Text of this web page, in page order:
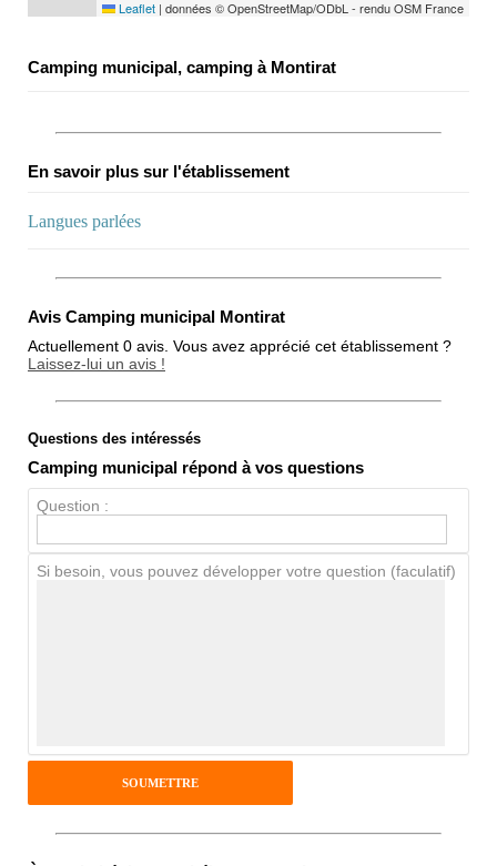
Leaflet | données © OpenStreetMap/ODbL - rendu OSM France
Camping municipal, camping à Montirat
En savoir plus sur l'établissement
Langues parlées
Avis Camping municipal Montirat
Actuellement 0 avis. Vous avez apprécié cet établissement ?
Laissez-lui un avis !
Note globale
Propreté
Questions des intéressés
Camping municipal répond à vos questions
Question :
Si besoin, vous pouvez développer votre question (faculatif)